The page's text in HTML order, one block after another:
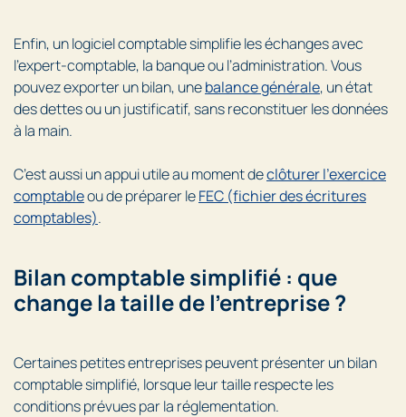
Enfin, un logiciel comptable simplifie les échanges avec
l’expert-comptable, la banque ou l’administration. Vous
pouvez exporter un bilan, unebalance générale, un état
des dettes ou un justificatif, sans reconstituer les données
à la main.
C’est aussi un appui utile au moment declôturer l’exercice
comptableou de préparer leFEC (fichier des écritures
comptables).
Bilan comptable simplifié : que
change la taille de l’entreprise ?
Certaines petites entreprises peuvent présenter un bilan
comptable simplifié, lorsque leur taille respecte les
conditions prévues par la réglementation.